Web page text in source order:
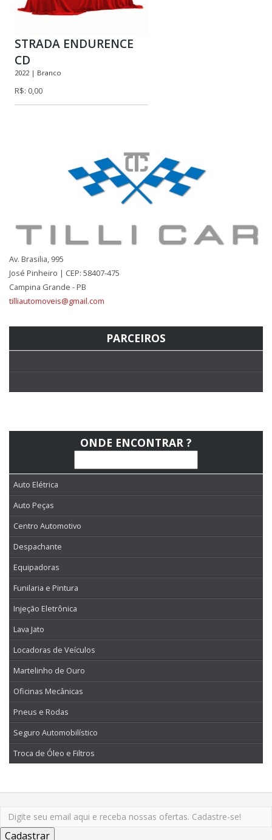
STRADA ENDURENCE
CD
2022 | Branco
R$: 0,00
Av. Brasilia, 995
José Pinheiro | CEP: 58407-475
Campina Grande - PB
tilliautomoveis@gmail.com
PARCEIROS
ONDE ENCONTRAR ?
Auto Elétrica
Auto Peças
Centro Automotivo
Despachante
Equipadoras
Funilaria e Pintura
Injeção Eletrônica
Lava Jato
Locadoras de Veículos
Martelinho de Ouro
Oficinas Mecânicas
Pneus e Rodas
Seguro Automobilístico
Troca de Óleo e Filtros